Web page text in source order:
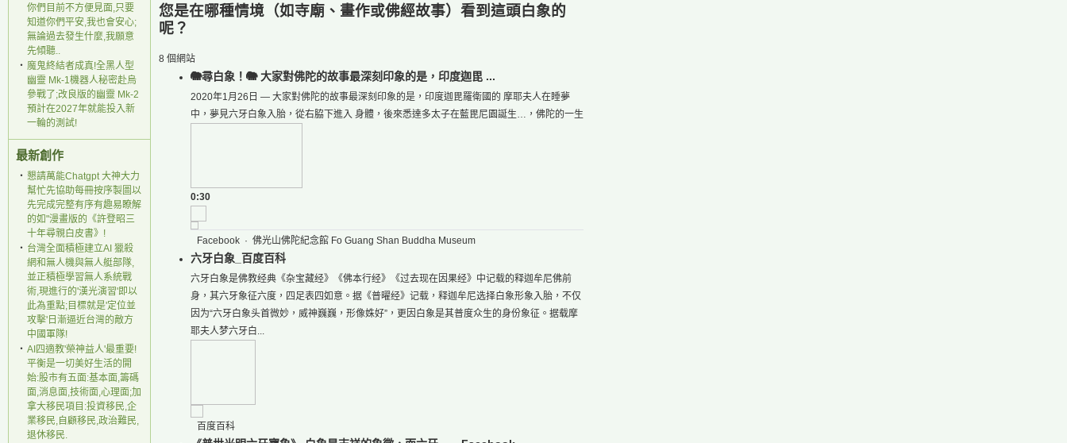
你們目前不方便見面,只要
知道你們平安,我也會安心;
無論過去發生什麼,我願意
先傾聽..
‧ 魔鬼終結者成真!全黑人型
幽靈 Mk-1機器人秘密赴烏
參戰了;改良版的幽靈 Mk-2
預計在2027年就能投入新
一輪的測試!
最新創作
‧ 懇請萬能Chatgpt 大神大力
幫忙先協助每冊按序製圖以
先完成完整有序有趣易瞭解
的如"漫畫版的《許登昭三
十年尋親白皮書》!
‧ 台灣全面積極建立AI 獵殺
網和無人機與無人艇部隊,
並正積極學習無人系統戰
術,現進行的'漢光演習'即以
此為重點;目標就是'定位並
攻擊'日漸逼近台灣的敵方
中國軍隊!
‧ AI四適教'榮神益人'最重要!
平衡是一切美好生活的開
始:股市有五面:基本面,籌碼
面,消息面,技術面,心理面;加
拿大移民項目:投資移民,企
業移民,自顧移民,政治難民,
退休移民.
您是在哪種情境（如寺廟、畫作或佛經故事）看到這頭白象的
呢？
8 個網站
🐘尋白象！🐘 大家對佛陀的故事最深刻印象的是，印度迦毘 ...
2020年1月26日 — 大家對佛陀的故事最深刻印象的是，印度迦毘羅衛國的 摩耶夫人在睡夢
中，夢見六牙白象入胎，從右脇下進入 身體，後來悉達多太子在藍毘尼園誕生…，佛陀的一生
0:30
Facebook · 佛光山佛陀紀念館 Fo Guang Shan Buddha Museum
六牙白象_百度百科
六牙白象是佛教经典《杂宝藏经》《佛本行经》《过去现在因果经》中记载的释迦牟尼佛前
身，其六牙象征六度，四足表四如意。据《普曜经》记载，释迦牟尼选择白象形象入胎，不仅
因为“六牙白象头首微妙，威神巍巍，形像姝好”，更因白象是其普度众生的身份象征。据载摩
耶夫人梦六牙白...
百度百科